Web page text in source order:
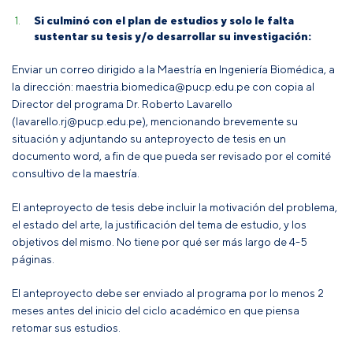
Si culminó con el plan de estudios y solo le falta
sustentar su tesis y/o desarrollar su investigación:
Enviar un correo dirigido a la Maestría en Ingeniería Biomédica, a
la dirección: maestria.biomedica@pucp.edu.pe con copia al
Director del programa Dr. Roberto Lavarello
(lavarello.rj@pucp.edu.pe), mencionando brevemente su
situación y adjuntando su anteproyecto de tesis en un
documento word, a fin de que pueda ser revisado por el comité
consultivo de la maestría.
El anteproyecto de tesis debe incluir la motivación del problema,
el estado del arte, la justificación del tema de estudio, y los
objetivos del mismo. No tiene por qué ser más largo de 4-5
páginas.
El anteproyecto debe ser enviado al programa por lo menos 2
meses antes del inicio del ciclo académico en que piensa
retomar sus estudios.